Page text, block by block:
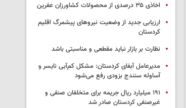
اخاذی ۳۵ درصدی از محصولات کشاورزان عفرین
ارزیابی جدید از وضعیت نیروهای پیشمرگ اقلیم
کردستان
نظارت بر بازار نباید مقطعی و مناسبتی باشد
مدیرعامل آبفای کردستان: مشکل کم‌آبی نایسر و
آساوله سنندج بزودی رفع می‌شود
۱۹۱ میلیارد ریال جریمه برای متخلفان صنفی و
غیرصنفی کردستان صادر شد